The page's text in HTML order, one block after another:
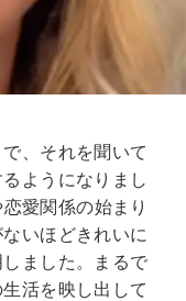
、それを聞いて
ようになりまし
愛関係の始まり
いほどきれいに
ました。まるで
活を映し出して